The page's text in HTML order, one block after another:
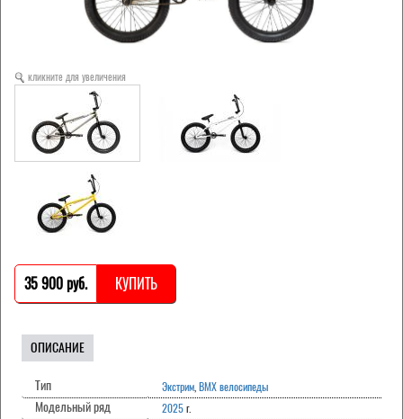
кликните для увеличения
35 900 pуб. КУПИТЬ
ОПИСАНИЕ
Тип Экстрим BMX велосипеды
Модельный ряд 2025г.